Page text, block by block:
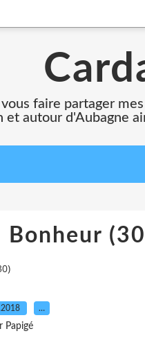
faire partager
et autour d'Aubagne
Bonheur
…
Papigé